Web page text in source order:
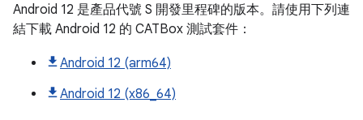
Android 12 是產品代號 S 開發里程碑的版本。請使用下列連
結下載 Android 12 的 CATBox 測試套件：
Android 12 (arm64)
Android 12 (x86_64)